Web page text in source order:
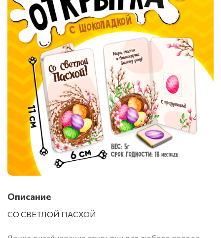
Описание
СО СВЕТЛОЙ ПАСХОЙ